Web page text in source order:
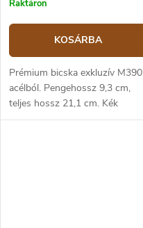
Raktáron
KOSÁRBA
Prémium bicska exkluzív M390
acélból. Pengehossz 9,3 cm,
teljes hossz 21,1 cm. Kék
titánium markolat. Keretzár,